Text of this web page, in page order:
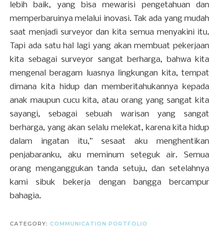
lebih baik, yang bisa mewarisi pengetahuan dan
memperbaruinya melalui inovasi. Tak ada yang mudah
saat menjadi surveyor dan kita semua menyakini itu.
Tapi ada satu hal lagi yang akan membuat pekerjaan
kita sebagai surveyor sangat berharga, bahwa kita
mengenal beragam luasnya lingkungan kita, tempat
dimana kita hidup dan memberitahukannya kepada
anak maupun cucu kita, atau orang yang sangat kita
sayangi, sebagai sebuah warisan yang sangat
berharga, yang akan selalu melekat, karena kita hidup
dalam ingatan itu,” sesaat aku menghentikan
penjabaranku, aku meminum seteguk air. Semua
orang menganggukan tanda setuju, dan setelahnya
kami sibuk bekerja dengan bangga bercampur
bahagia.
CATEGORY: COMMUNICATION PORTFOLIO